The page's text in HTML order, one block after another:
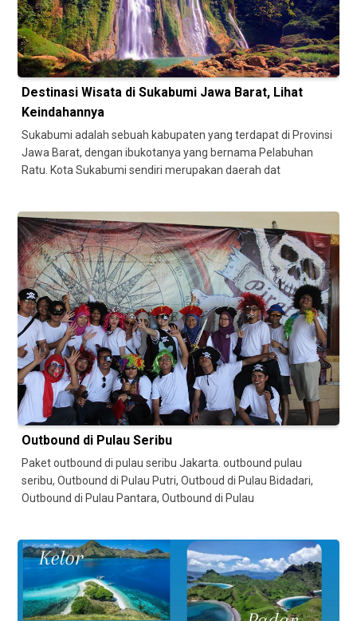
Destinasi Wisata di Sukabumi Jawa Barat, Lihat
Keindahannya
Sukabumi adalah sebuah kabupaten yang terdapat di Provinsi
Jawa Barat, dengan ibukotanya yang bernama Pelabuhan
Ratu. Kota Sukabumi sendiri merupakan daerah dat
Outbound di Pulau Seribu
Paket outbound di pulau seribu Jakarta. outbound pulau
seribu, Outbound di Pulau Putri, Outboud di Pulau Bidadari,
Outbound di Pulau Pantara, Outbound di Pulau